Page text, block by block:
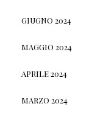
GIUGNO 2024
MAGGIO 2024
APRILE 2024
MARZO 2024